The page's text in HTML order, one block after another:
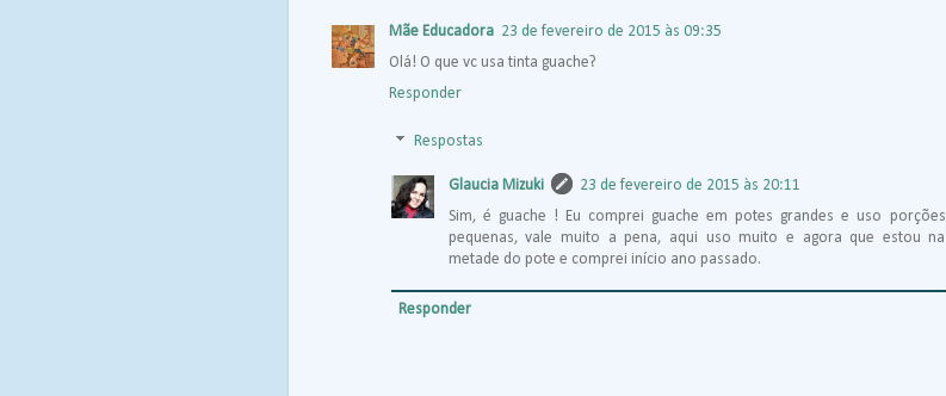
Mãe Educadora 23 de fevereiro de 2015 às 09:35
Olá! O que vc usa tinta guache?
Responder
Respostas
Glaucia Mizuki
23 de fevereiro de 2015 às 20:11
Sim, é guache ! Eu comprei guache em potes grandes e uso porções
pequenas, vale muito a pena, aqui uso muito e agora que estou na
metade do pote e comprei início ano passado.
Responder